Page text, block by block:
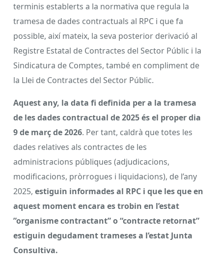
terminis establerts a la normativa que regula la
tramesa de dades contractuals al RPC i que fa
possible, així mateix, la seva posterior derivació al
Registre Estatal de Contractes del Sector Públic i la
Sindicatura de Comptes, també en compliment de
la Llei de Contractes del Sector Públic.
Aquest any, la data fi definida per a la tramesa
de les dades contractual de 2025 és el proper dia
9 de març de 2026. Per tant, caldrà que totes les
dades relatives als contractes de les
administracions públiques (adjudicacions,
modificacions, pròrrogues i liquidacions), de l’any
2025, estiguin informades al RPC i que les que en
aquest moment encara es trobin en l’estat
”organisme contractant” o “contracte retornat”
estiguin degudament trameses a l’estat Junta
Consultiva.